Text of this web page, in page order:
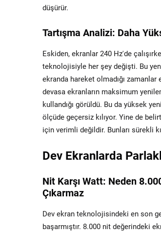
düşürür.
Tartışma Analizi: Daha
Eskiden, ekranlar 240 Hz'de
teknolojisiyle her şey değişti. Bu
ekranda hareket olmadığı
devasa ekranların maksimum
kullandığı görüldü. Bu da yüksek
ölçüde geçersiz kılıyor. Yine de
için verimli değildir. Bunları sürekli
Dev Ekranlarda
Nit Karşı Watt: Neden
Çıkarmaz
Dev ekran teknolojisindeki en son
başarmıştır. 8.000 nit değerindeki